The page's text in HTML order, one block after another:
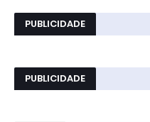
PUBLICIDADE
PUBLICIDADE